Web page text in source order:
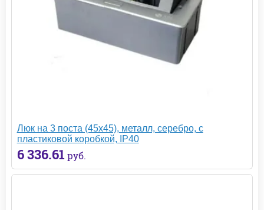
Люк на 3 поста (45х45), металл, серебро, с
пластиковой коробкой, IP40
6 336.61 руб.